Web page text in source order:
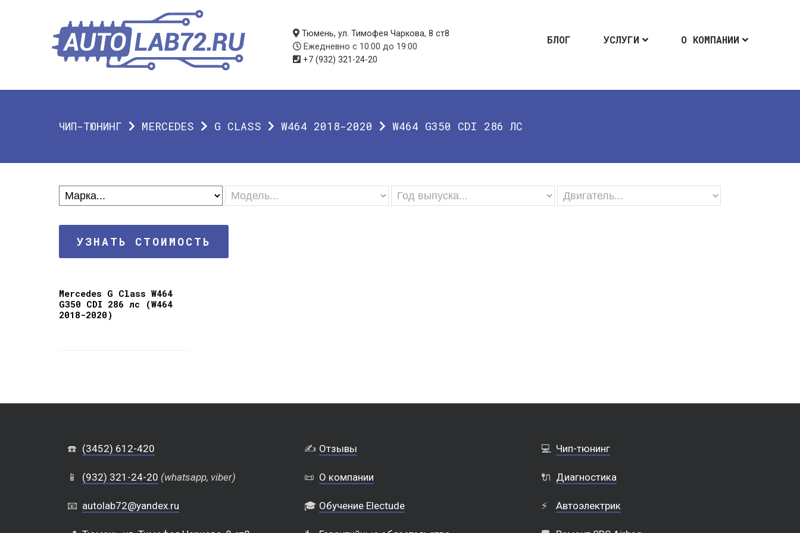
БЛОГ УСЛУГИ О КОМПАНИИ
Тюмень, ул. Тимофея Чаркова, 8 ст8
Ежедневно с 10:00 до 19:00
+7 (932) 321-24-20
ЧИП-ТЮНИНГ MERCEDES G CLASS W464 2018-2020 W464 G350 CDI 286 ЛС
УЗНАТЬ СТОИМОСТЬ
Mercedes G Class W464
G350 CDI 286 лс (W464
2018-2020)
☎️ (3452) 612-420
📱 (932) 321-24-20 (whatsapp, viber)
📧 autolab72@yandex.ru
✍️ Отзывы
📜 О компании
🎓 Обучение Electude
💻 Чип-тюнинг
🔌 Диагностика
⚡ Автоэлектрик